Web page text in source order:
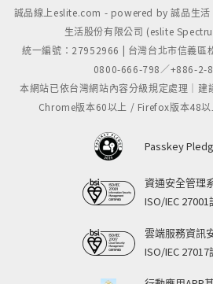
【庶民「懶經濟」：讓消費者感覺
活」】
●日本的幸福企業、賺錢超有效率
坂本孝做別人不敢做的事，竟可
業三倍的「俺の系列餐廳」，右
店的二手書店「Book.off」？他憑
客」，高喊「透過餐飲業對地區社
率的企業？
●不怕價格戰的創新者：眼鏡界的
何成功用創新概念販售眼鏡，並不
誠品線上eslite.com - powered by 誠品生
生活股份有限公司 (eslite
統一編號：27952966 | 台灣台北市信義區
0800-666-798／+886-2-
本網站已依台灣網站內容分級規定處理｜
Chrome版本60以上 / Firefox版本48
Passkey
資通安全管理
ISO/IEC 27001
雲端服務資訊
ISO/IEC 27017